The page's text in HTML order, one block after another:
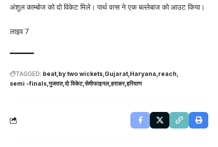
अंशुल काम्‍बोज को दो विकेट मिले। पार्थ वत्स ने एक बल्लेबाज को आउट किया।
लाइव 7
TAGGED: beat by two wickets Gujarat Haryana reach
semi -finals गुजरात दो विकेट सेमीफाइनल हराकर हरियाण